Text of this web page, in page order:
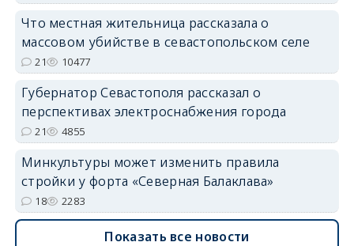
Что местная жительница рассказала о
массовом убийстве в севастопольском селе
21 10477
Губернатор Севастополя рассказал о
перспективах электроснабжения города
21 4855
Минкультуры может изменить правила
стройки у форта «Северная Балаклава»
18 2283
Показать все новости